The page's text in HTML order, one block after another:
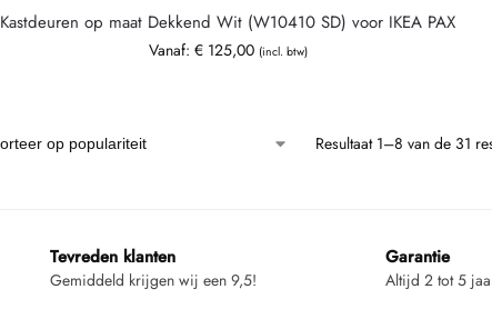
Kastdeuren op maat Dekkend Wit (W10410 SD) voor IKEA PAX
Vanaf: €125,00 (incl. btw)
Resultaat 1–8 van de 31
Tevreden klanten
Gemiddeld krijgen wij een 9,5!
Garantie
Altijd 2 tot 5